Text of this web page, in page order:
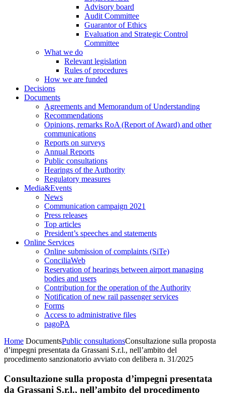
Advisory board
Audit Committee
Guarantor of Ethics
Evaluation and Strategic Control
Committee
What we do
Relevant legislation
Rules of procedures
How we are funded
Decisions
Documents
Agreements and Memorandum of Understanding
Recommendations
Opinions, remarks RoA (Report of Award) and other
communications
Reports on surveys
Annual Reports
Public consultations
Hearings of the Authority
Regulatory measures
Media&Events
News
Communication campaign 2021
Press releases
Top articles
President’s speeches and statements
Online Services
Online submission of complaints (SiTe)
ConciliaWeb
Reservation of hearings between airport managing
bodies and users
Contribution for the operation of the Authority
Notification of new rail passenger services
Forms
Access to administrative files
pagoPA
Home DocumentsPublic consultationsConsultazione sulla proposta
d’impegni presentata da Grassani S.r.l., nell’ambito del
procedimento sanzionatorio avviato con delibera n. 31/2025
Consultazione sulla proposta d’impegni presentata
da Grassani S.r.l., nell’ambito del procedimento